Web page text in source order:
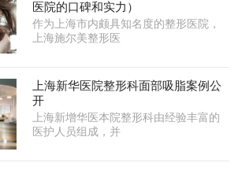
医院的口碑和实力）
作为上海市内颇具知名度的整形医院，
上海施尔美整形医
上海新华医院整形科面部吸脂案例公
开
上海新增华医本院整形科由经验丰富的
医护人员组成，并